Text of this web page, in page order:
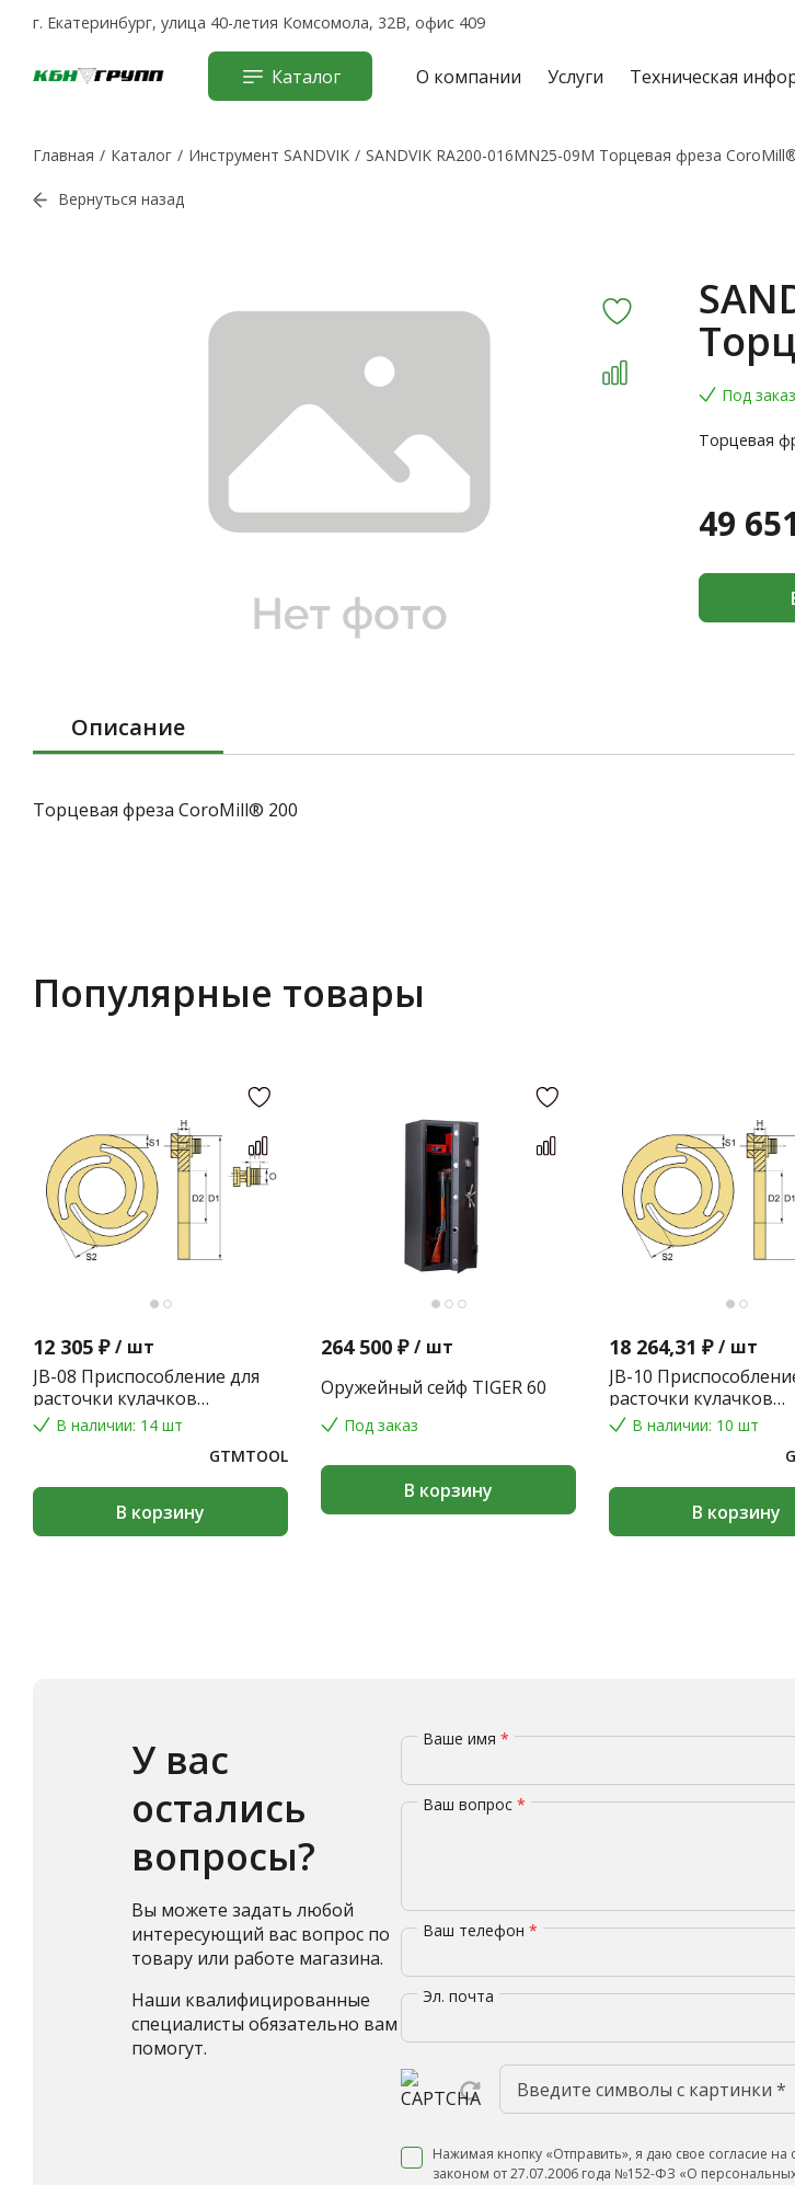
г. Екатеринбург, улица 40-летия Комсомола, 32В, офис 409
Каталог О компании Услуги Техническая
Главная Каталог Инструмент SANDVIK SANDVIK RA200-016MN25-09M Торцевая фреза
Вернуться назад
Под заказ
Торцевая
49
Описание
Торцевая фреза CoroMill® 200
Популярные товары
12 305 ₽ / шт
JB-08 Приспособление для
расточки кулачков
токарного патрона
В наличии: 14 шт
GTMTOOL
В корзину
264 500 ₽ / шт
Оружейный сейф TIGER 60
Под заказ
В корзину
18 264,31 ₽ / шт
JB-10
расточки кулачков
токарного патрона
В наличии: 10 шт
В корзину
У вас
остались
вопросы?
Вы можете задать любой
интересующий вас вопрос по
товару или работе магазина.
Наши квалифицированные
специалисты обязательно вам
помогут.
Ваше имя*
Ваш вопрос*
Ваш телефон*
Эл. почта
Нажимая кнопку «Отправить», я даю свое согласие
законом от 27.07.2006 года №152-ФЗ «О